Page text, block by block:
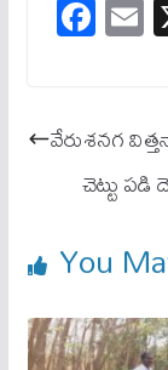
Fa
ce
ok
E
వేరుశనగ
చెట్టు పడి
You